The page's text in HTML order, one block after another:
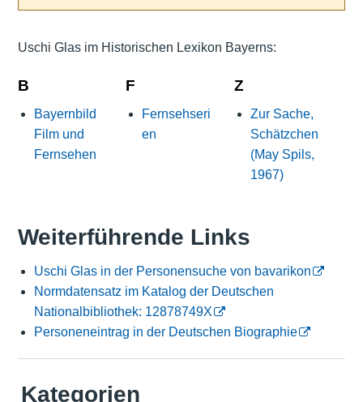
Uschi Glas im Historischen Lexikon Bayerns:
B
Bayernbild
Film und
Fernsehen
F
Fernsehseri
en
Z
Zur Sache,
Schätzchen
(May Spils,
1967)
Weiterführende Links
Uschi Glas in der Personensuche von bavarikon
Normdatensatz im Katalog der Deutschen
Nationalbibliothek: 12878749X
Personeneintrag in der Deutschen Biographie
Kategorien